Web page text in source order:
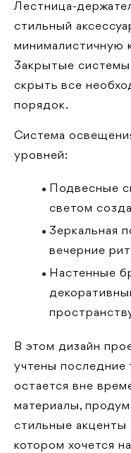
Лестница-
стильный
минималистичную
Закрытые
скрыть все
порядок.
Система
уровней:
Подвесные
светом
Зеркальная
вечерние
Настенные
В этом дизайн
учтены последние
остается вне
материалы,
стильные акценты
котором хочется